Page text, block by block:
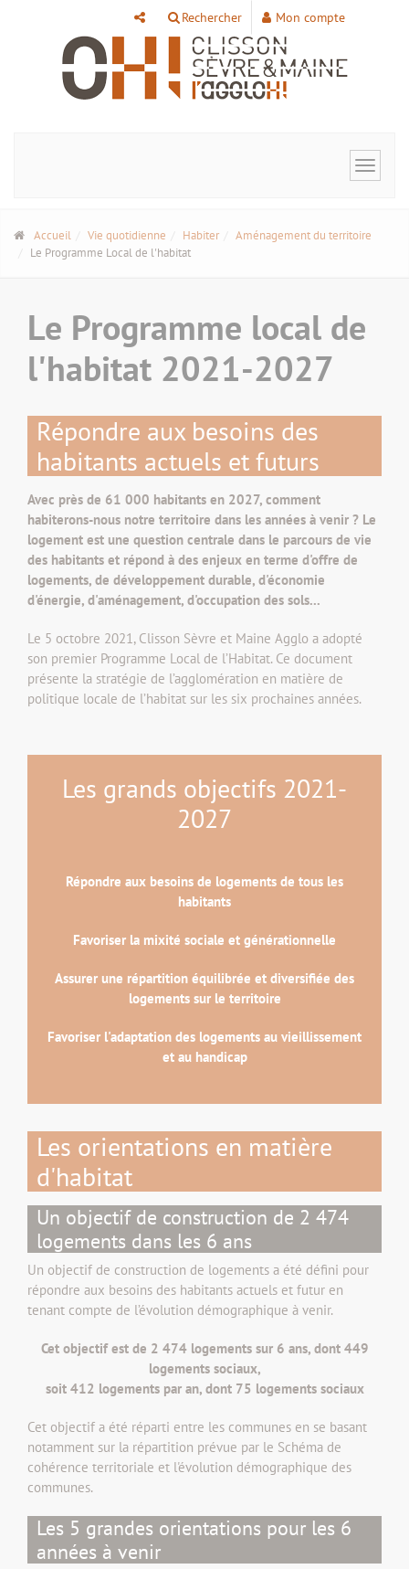
Rechercher Mon compte
Toggle
Accueil Vie quotidienne Habiter
Aménagement du territoire
Le Programme Local de l'habitat
Le Programme local de
l'habitat 2021-2027
Répondre aux besoins des
habitants actuels et futurs
Avec près de 61 000 habitants en 2027, comment
habiterons-nous notre territoire dans les années à venir ? Le
logement est une question centrale dans le parcours de vie
des habitants et répond à des enjeux en terme d'offre de
logements, de développement durable, d'économie
d'énergie, d'aménagement, d'occupation des sols...
Le 5 octobre 2021, Clisson Sèvre et Maine Agglo a adopté
son premier Programme Local de l’Habitat. Ce document
présente la stratégie de l’agglomération en matière de
politique locale de l’habitat sur les six prochaines années.
Les grands objectifs 2021-
2027
Répondre aux besoins de logements de tous les
habitants
Favoriser la mixité sociale et générationnelle
Assurer une répartition équilibrée et diversifiée des
logements sur le territoire
Favoriser l'adaptation des logements au vieillissement
et au handicap
Les orientations en matière
d'habitat
Un objectif de construction de 2 474
logements dans les 6 ans
Un objectif de construction de logements a été défini pour
répondre aux besoins des habitants actuels et futur en
tenant compte de l’évolution démographique à venir.
Cet objectif est de 2 474 logements sur 6 ans, dont 449
logements sociaux,
soit 412 logements par an, dont 75 logements sociaux
Cet objectif a été réparti entre les communes en se basant
notamment sur la répartition prévue par le Schéma de
cohérence territoriale et l'évolution démographique des
communes.
Les 5 grandes orientations pour les 6
années à venir
Panneau de gestion des cookies